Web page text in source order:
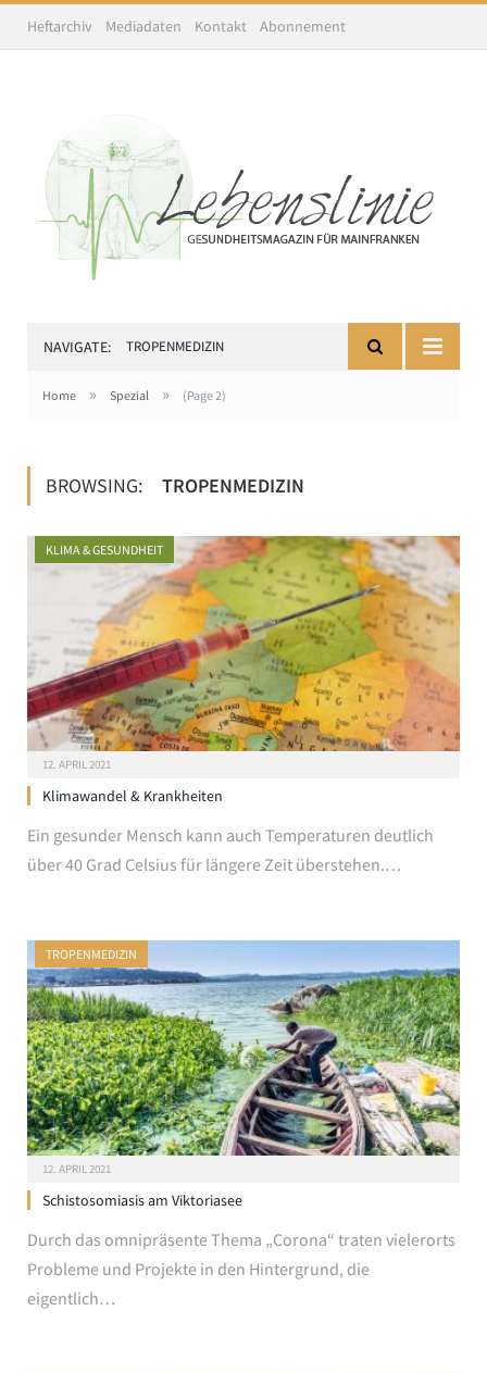
Heftarchiv Mediadaten Kontakt Abonnement
NAVIGATE: TROPENMEDIZIN
Home » Spezial » (Page 2)
BROWSING: TROPENMEDIZIN
KLIMA & GESUNDHEIT
12. APRIL 2021
Klimawandel & Krankheiten
Ein gesunder Mensch kann auch Temperaturen deutlich
über 40 Grad Celsius für längere Zeit überstehen.…
TROPENMEDIZIN
12. APRIL 2021
Schistosomiasis am Viktoriasee
Durch das omnipräsente Thema „Corona“ traten vielerorts
Probleme und Projekte in den Hintergrund, die
eigentlich…